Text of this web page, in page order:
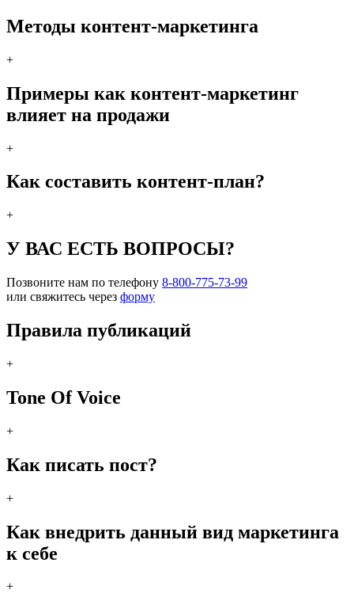
Методы контент-маркетинга
+
Примеры как контент-маркетинг
влияет на продажи
+
Как составить контент-план?
+
У ВАС ЕСТЬ ВОПРОСЫ?
Позвоните нам по телефону 8-800-775-73-99
или свяжитесь через форму
Правила публикаций
+
Tone Of Voice
+
Как писать пост?
+
Как внедрить данный вид маркетинга
к себе
+